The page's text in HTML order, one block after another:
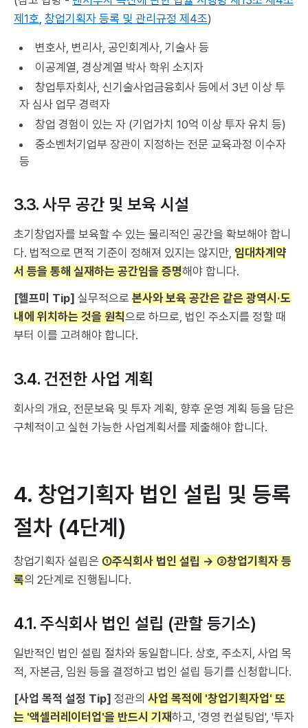
제1호, 창업기획자 등록 및 관리규정 제4조)
변호사, 변리사, 공인회계사, 기술사 등
이공계열, 경상계열 박사 학위 소지자
창업투자회사, 신기술사업금융회사 등에서 3년 이상 투
자 심사 업무 경력자
창업 경험이 있는 자 (기업가치 10억 이상 투자 유치 등)
중소벤처기업부 장관이 지정하는 전문 교육과정 이수자
등
3.3. 사무 공간 및 보육 시설
초기창업자를 보육할 수 있는 물리적인 공간을 확보해야 합니
다. 법적으로 면적 기준이 정해져 있지는 않지만, 임대차계약
서 등을 통해 실재하는 공간임을 증명해야 합니다.
[헬프미 Tip] 실무적으로 본사와 보육 공간은 같은 광역시·도
내에 위치하는 것을 원칙으로 하므로, 법인 주소지를 정할 때
부터 이를 고려해야 합니다.
3.4. 건전한 사업 계획
회사의 개요, 전문보육 및 투자 계획, 향후 운영 계획 등을 담은
구체적이고 실현 가능한 사업계획서를 제출해야 합니다.
4. 창업기획자 법인 설립 및 등록
절차 (4단계)
창업기획자 설립은 ①주식회사 법인 설립 → ②창업기획자 등
록의 2단계로 진행됩니다.
4.1. 주식회사 법인 설립 (관할 등기소)
일반적인 법인 설립 절차와 동일합니다. 상호, 주소지, 사업 목
적, 자본금, 임원 등을 결정하고 법인 설립 등기를 신청합니다.
[사업 목적 설정 Tip] 정관의 사업 목적에 '창업기획자업' 또
는 '액셀러레이터업'을 반드시 기재하고, '경영 컨설팅업', '투자